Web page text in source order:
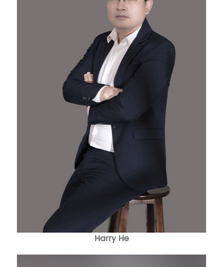
Harry He